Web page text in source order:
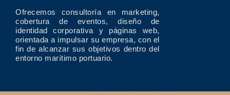
Ofrecemos consultoría en marketing,
cobertura de eventos, diseño de
identidad corporativa y páginas web,
orientada a impulsar su empresa, con el
fin de alcanzar sus objetivos dentro del
entorno marítimo portuario.